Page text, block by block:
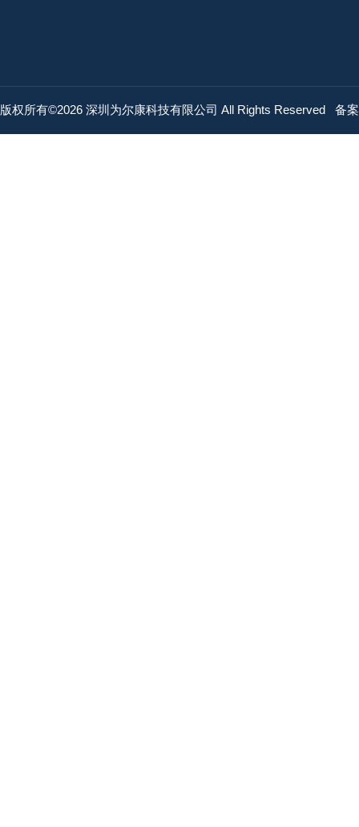
版权所有©2026 深圳为尔康科技有限公司 All Rights Reserved 备